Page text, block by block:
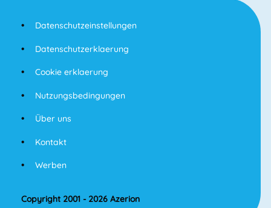
Datenschutzeinstellungen
Datenschutzerklaerung
Cookie erklaerung
Nutzungsbedingungen
Über uns
Kontakt
Werben
Copyright 2001 - 2026 Azerion